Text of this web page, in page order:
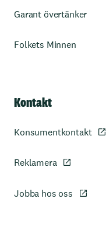
Garant övertänker
Folkets Minnen
Kontakt
Konsumentkontakt
Reklamera
Jobba hos oss